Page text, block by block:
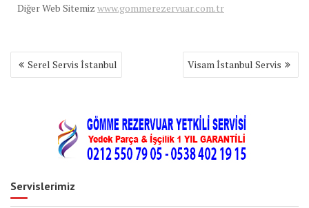
Diğer Web Sitemiz www.gommerezervuar.com.tr
Yazı
gezinmesi
Serel Servis İstanbul Visam İstanbul Servis
Servislerimiz